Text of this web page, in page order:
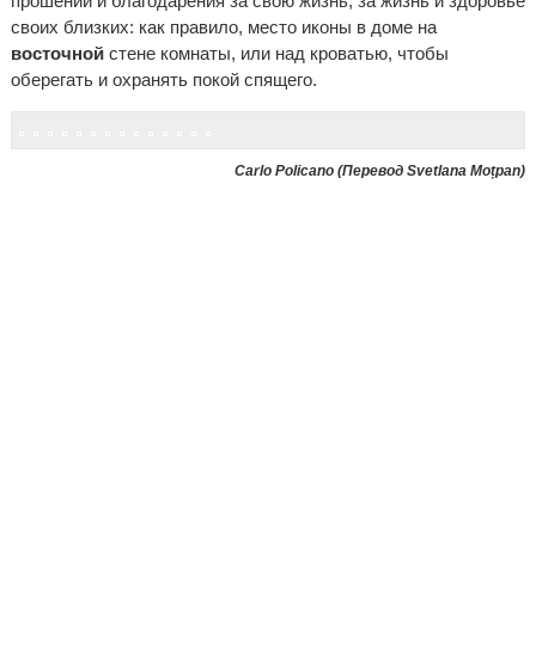
своих близких: как правило, место иконы в доме на
восточнойстене комнаты, или над кроватью, чтобы
оберегать и охранять покой спящего.
Carlo Policano (Перевод Svetlana Moțpan)